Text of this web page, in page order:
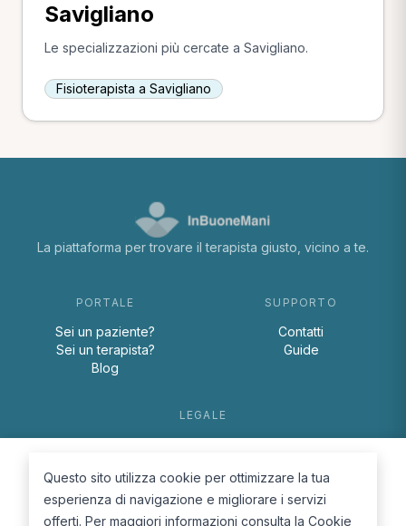
Savigliano
Le specializzazioni più cercate a Savigliano.
Fisioterapista a Savigliano
La piattaforma per trovare il terapista giusto, vicino a te.
PORTALE
Sei un paziente?
Sei un terapista?
Blog
SUPPORTO
Contatti
Guide
LEGALE
Cookie Policy
Questo sito utilizza cookie per ottimizzare la tua
esperienza di navigazione e migliorare i servizi
offerti. Per maggiori informazioni consulta la Cookie